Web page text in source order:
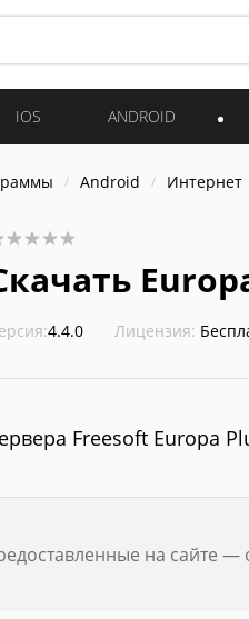
IOS ANDROID
Android Интернет
4.4.0 Лицензия:
Freesoft Europa
на сайте